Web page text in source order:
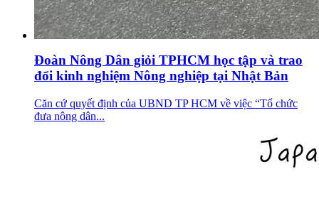
Đoàn Nông Dân giỏi TPHCM học tập và trao
đổi kinh nghiệm Nông nghiệp tại Nhật Bản
Căn cứ quyết định của UBND TP HCM về việc “Tổ chức
đưa nông dân...